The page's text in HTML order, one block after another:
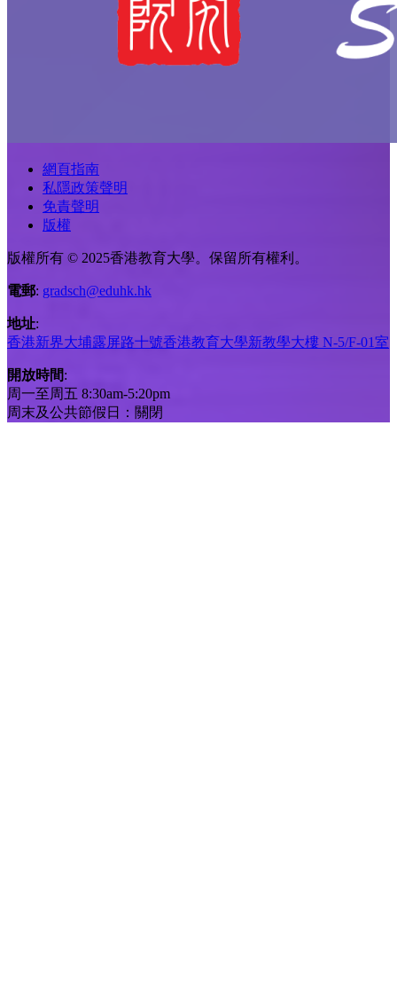
網頁指南
私隱政策聲明
免責聲明
版權
版權所有 © 2025香港教育大學。保留所有權利。
電郵: gradsch@eduhk.hk
地址:
香港新界大埔露屏路十號香港教育大學新教學大樓 N-5/F-01室
開放時間:
周一至周五 8:30am-5:20pm
周末及公共節假日：關閉